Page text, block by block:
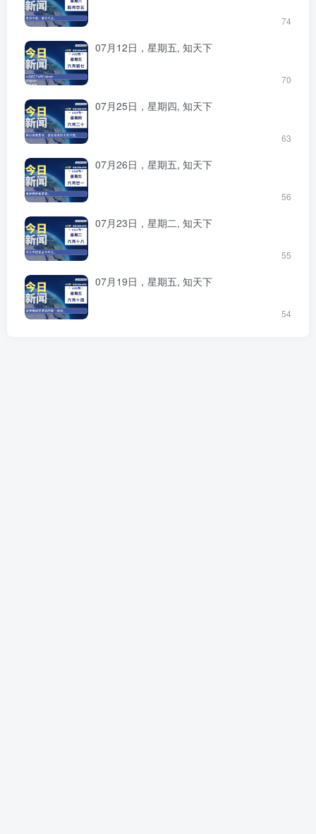
74
07月12日，星期五, 知天下
70
07月25日，星期四, 知天下
63
07月26日，星期五, 知天下
56
07月23日，星期二, 知天下
55
07月19日，星期五, 知天下
54